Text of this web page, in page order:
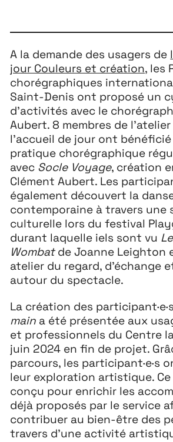
Extensions 26
26 JUILLET ↘ 5 SEPTEMBRE
Playground26
3 ↘ 29 NOVEMBRE
Festival26
11 MAI ↘ 13 JUIN
A la demande des usagers de
jour Couleurs et création, les
chorégraphiques
Saint-Denis ont proposé un
d’activités avec le
Aubert. 8 membres de
l’accueil de jour ont bénéficié
pratique chorégraphique
avec Socle Voyage, création
Clément Aubert. Les
également découvert la
contemporaine à travers une
culturelle lors du festival
durant laquelle iels sont vu
Wombatde Joanne Leighton
atelier du regard, d’échange
autour du spectacle.
La création des
main a été présentée aux
et professionnels du Centre la
juin 2024 en fin de projet.
parcours, les participant·e·s
leur exploration artistique.
conçu pour enrichir les
déjà proposés par le service
contribuer au bien-être des
travers d’une activité